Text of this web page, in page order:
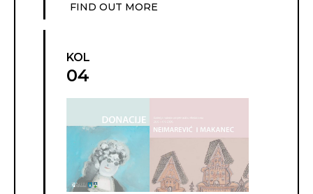
FIND OUT MORE
KOL
04